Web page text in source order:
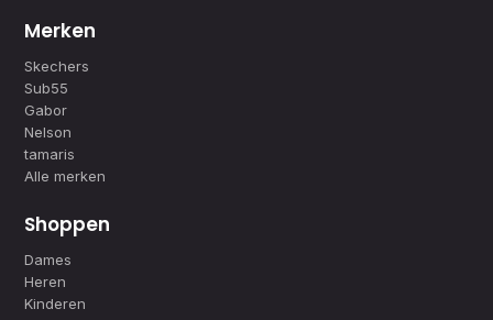
Merken
Skechers
Sub55
Gabor
Nelson
tamaris
Alle merken
Shoppen
Dames
Heren
Kinderen